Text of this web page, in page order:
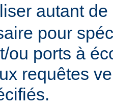
autant
pour
ou ports à
requêtes